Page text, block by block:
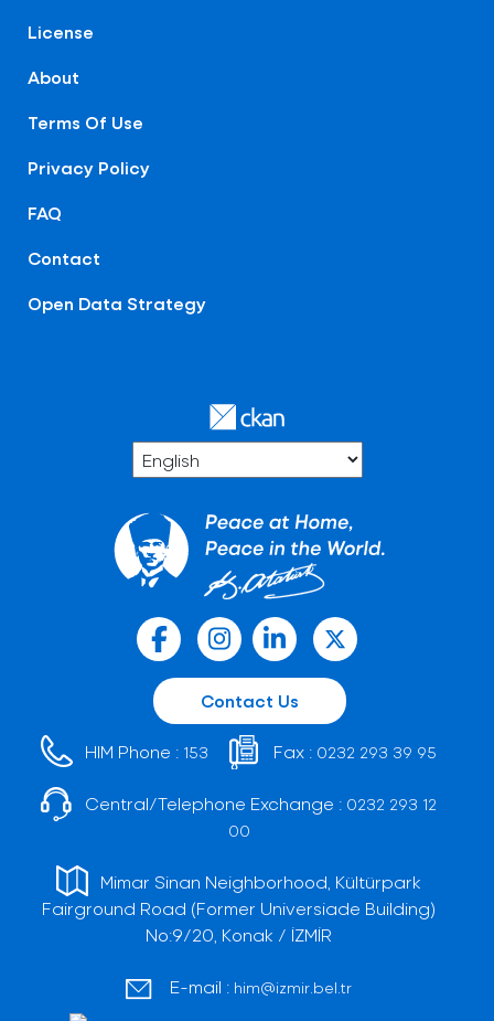
License
About
Terms Of Use
Privacy Policy
FAQ
Contact
Open Data Strategy
Contact Us
HIM Phone : 153 Fax : 0232 293 39 95
Central/Telephone Exchange : 0232 293 12
00
Mimar Sinan Neighborhood, Kültürpark
Fairground Road (Former Universiade Building)
No:9/20, Konak / İZMİR
E-mail : him@izmir.bel.tr